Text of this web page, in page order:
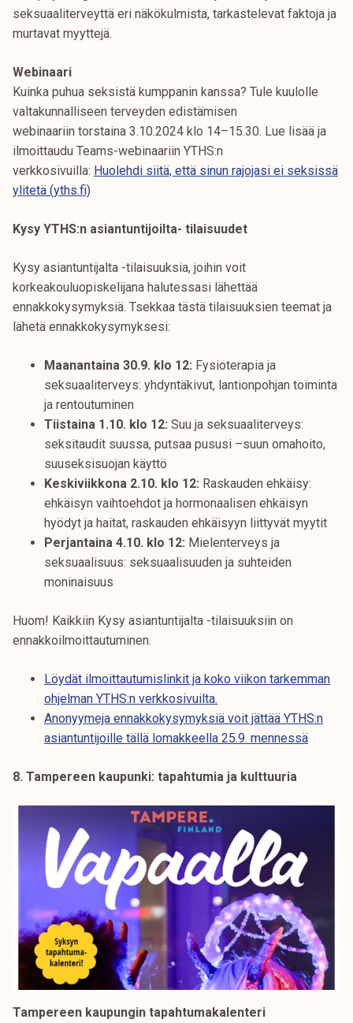
seksuaaliterveyttä eri näkökulmista, tarkastelevat faktoja ja
murtavat myyttejä.
Webinaari
Kuinka puhua seksistä kumppanin kanssa? Tule kuulolle
valtakunnalliseen terveyden edistämisen
webinaariin torstaina 3.10.2024 klo 14–15.30. Lue lisää ja
ilmoittaudu Teams-webinaariin YTHS:n
verkkosivuilla: Huolehdi siitä, että sinun rajojasi ei seksissä
ylitetä (yths.fi)
Kysy YTHS:n asiantuntijoilta- tilaisuudet
Kysy asiantuntijalta -tilaisuuksia, joihin voit
korkeakouluopiskelijana halutessasi lähettää
ennakkokysymyksiä. Tsekkaa tästä tilaisuuksien teemat ja
lähetä ennakkokysymyksesi:
Maanantaina 30.9. klo 12: Fysioterapia ja
seksuaaliterveys: yhdyntäkivut, lantionpohjan toiminta
ja rentoutuminen
Tiistaina 1.10. klo 12: Suu ja seksuaaliterveys:
seksitaudit suussa​, putsaa pususi –suun omahoito​,
suuseksisuojan käyttö
Keskiviikkona 2.10. klo 12: Raskauden ehkäisy:
ehkäisyn vaihtoehdot ja hormonaalisen ehkäisyn
hyödyt ja haitat, raskauden ehkäisyyn liittyvät myytit
Perjantaina 4.10. klo 12: Mielenterveys ja
seksuaalisuus: seksuaalisuuden ja suhteiden
moninaisuus
Huom! Kaikkiin Kysy asiantuntijalta -tilaisuuksiin on
ennakkoilmoittautuminen.
Löydät ilmoittautumislinkit ja koko viikon tarkemman
ohjelman YTHS:n verkkosivuilta.
Anonyymeja ennakkokysymyksiä voit jättää YTHS:n
asiantuntijoille tällä lomakkeella 25.9. mennessä
8. Tampereen kaupunki: tapahtumia ja kulttuuria
Tampereen kaupungin tapahtumakalenteri